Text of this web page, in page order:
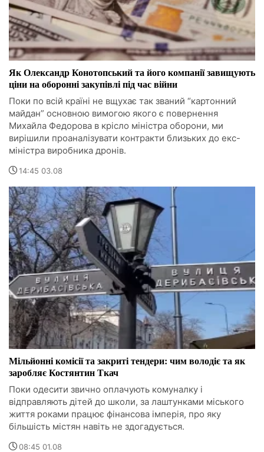
Як Олександр Конотопський та його компанії завищують
ціни на оборонні закупівлі під час війни
Поки по всій країні не вщухає так званий “картонний
майдан” основною вимогою якого є повернення
Михайла Федорова в крісло міністра оборони, ми
вирішили проаналізувати контракти близьких до екс-
міністра виробника дронів.
14:45 03.08
Мільйонні комісії та закриті тендери: чим володіє та як
заробляє Костянтин Ткач
Поки одесити звично оплачують комуналку і
відправляють дітей до школи, за лаштунками міського
життя роками працює фінансова імперія, про яку
більшість містян навіть не здогадується.
08:45 01.08